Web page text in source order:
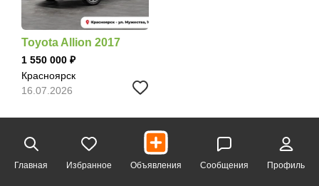
Toyota Allion 2017
1 550 000
Красноярск
16.07.2026
Главная Избранное Объявления Сообщения Профиль